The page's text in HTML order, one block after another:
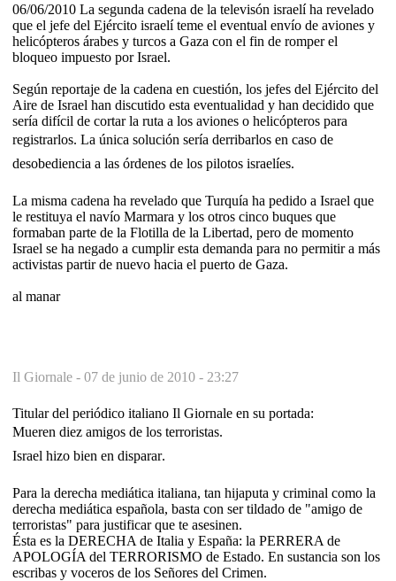
06/06/2010 La segunda cadena de la televisón israelí ha revelado
que el jefe del Ejército israelí teme el eventual envío de aviones y
helicópteros árabes y turcos a Gaza con el fin de romper el
bloqueo impuesto por Israel.
Según reportaje de la cadena en cuestión, los jefes del Ejército del
Aire de Israel han discutido esta eventualidad y han decidido que
sería difícil de cortar la ruta a los aviones o helicópteros para
registrarlos. La única solución sería derribarlos en caso de
desobediencia a las órdenes de los pilotos israelíes.
La misma cadena ha revelado que Turquía ha pedido a Israel que
le restituya el navío Marmara y los otros cinco buques que
formaban parte de la Flotilla de la Libertad, pero de momento
Israel se ha negado a cumplir esta demanda para no permitir a más
activistas partir de nuevo hacia el puerto de Gaza.
al manar
Il Giornale - 07 de junio de 2010 - 23:27
Titular del periódico italiano Il Giornale en su portada:
Mueren diez amigos de los terroristas.
Israel hizo bien en disparar.
Para la derecha mediática italiana, tan hijaputa y criminal como la
derecha mediática española, basta con ser tildado de "amigo de
terroristas" para justificar que te asesinen.
Ésta es la DERECHA de Italia y España: la PERRERA de
APOLOGÍA del TERRORISMO de Estado. En sustancia son los
escribas y voceros de los Señores del Crimen.